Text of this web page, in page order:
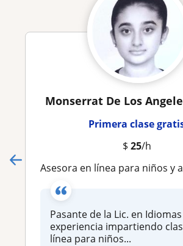
Monserrat De Los
Primera clase
$ 25/h
Asesora en línea para niños y adultos para
Pasante de la Lic. en
experiencia impartiendo
línea para niños...